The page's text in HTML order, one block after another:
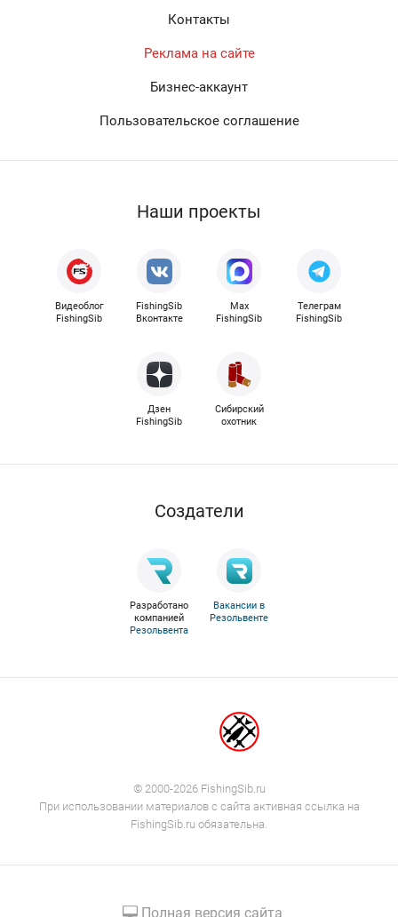
Контакты
Реклама на сайте
Бизнес-аккаунт
Пользовательское соглашение
Наши проекты
Видеоблог
FishingSib
FishingSib
Вконтакте
Max
FishingSib
Телеграм
FishingSib
Дзен
FishingSib
Сибирский
охотник
Cоздатели
Разработано
компанией
Резольвента
Вакансии в
Резольвенте
Полная версия сайта
© 2000-2026 FishingSib.ru
При использовании материалов с сайта активная ссылка на
FishingSib.ru обязательна.